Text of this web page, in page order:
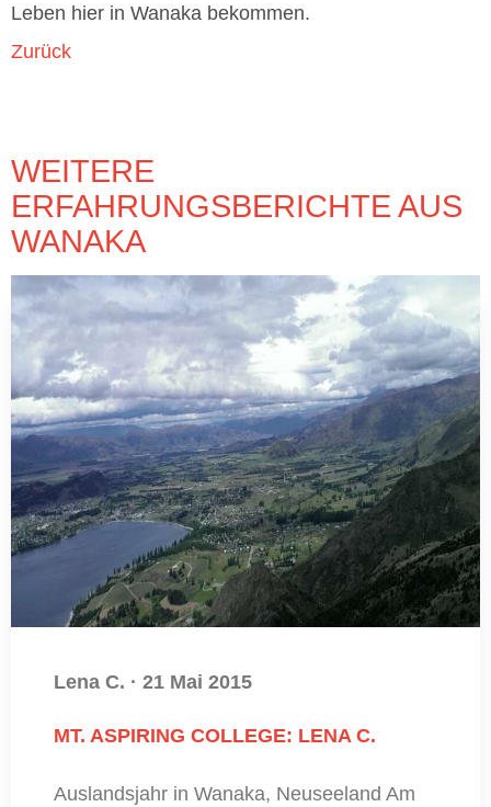
Leben hier in Wanaka bekommen.
Zurück
WEITERE
ERFAHRUNGSBERICHTE AUS
WANAKA
Lena C. · 21 Mai 2015
MT. ASPIRING COLLEGE: LENA C.
Auslandsjahr in Wanaka, Neuseeland Am